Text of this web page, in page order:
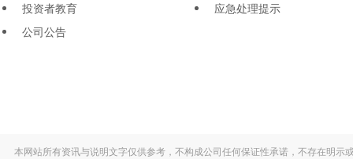
投资者教育
公司公告
应急处理提示
本网站所有资讯与说明文字仅供参考，不构成公司任何保证性承诺，不存在明